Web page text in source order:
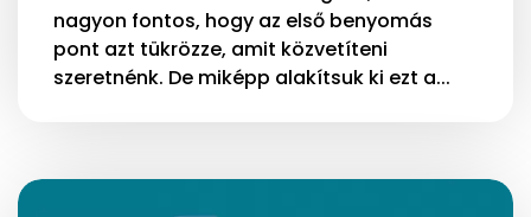
nagyon fontos, hogy az első benyomás
pont azt tükrözze, amit közvetíteni
szeretnénk. De miképp alakítsuk ki ezt a...